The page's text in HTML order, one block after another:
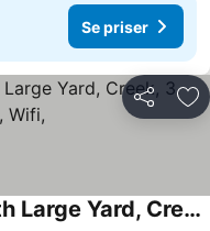
Se priser
Dela
Peaceful Quiet Setting With Large Yard, Creek, 3 Bedrooms, Ac, Wifi,